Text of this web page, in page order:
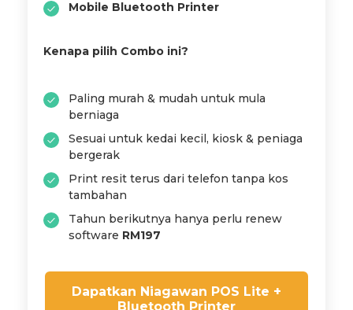
Mobile Bluetooth Printer
Kenapa pilih Combo ini?
Paling murah & mudah untuk mula
berniaga
Sesuai untuk kedai kecil, kiosk & peniaga
bergerak
Print resit terus dari telefon tanpa kos
tambahan
Tahun berikutnya hanya perlu renew
software RM197
Dapatkan Niagawan POS Lite +
Bluetooth Printer